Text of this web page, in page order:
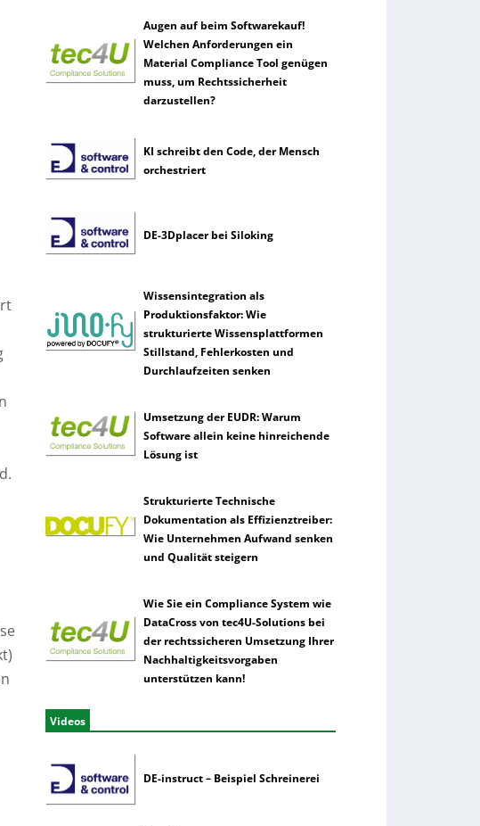
Augen auf beim Softwarekauf!
Welchen Anforderungen ein
Material Compliance Tool genügen
muss, um Rechtssicherheit
darzustellen?
KI schreibt den Code, der Mensch
orchestriert
DE-3Dplacer bei Siloking
Wissensintegration als
Produktionsfaktor: Wie
strukturierte Wissensplattformen
Stillstand, Fehlerkosten und
Durchlaufzeiten senken
Umsetzung der EUDR: Warum
Software allein keine hinreichende
Lösung ist
Strukturierte Technische
Dokumentation als Effizienztreiber:
Wie Unternehmen Aufwand senken
und Qualität steigern
Wie Sie ein Compliance System wie
DataCross von tec4U-Solutions bei
der rechtssicheren Umsetzung Ihrer
Nachhaltigkeitsvorgaben
unterstützen kann!
Videos
DE-instruct – Beispiel Schreinerei